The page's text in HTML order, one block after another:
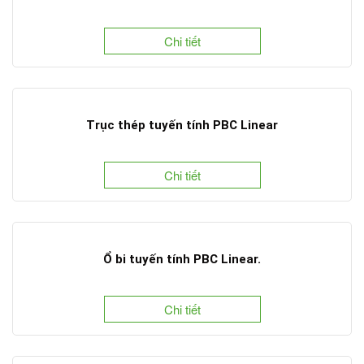
Chi tiết
Trục thép tuyến tính PBC Linear
Chi tiết
Ổ bi tuyến tính PBC Linear.
Chi tiết